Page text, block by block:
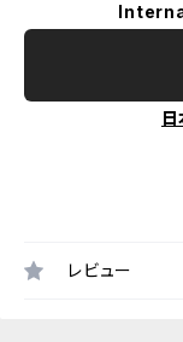
レビュー